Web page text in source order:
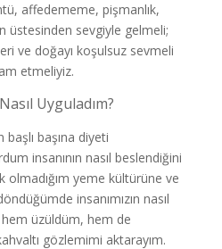
affedememe, pişmanlık,
üstesinden sevgiyle gelmeli;
ve doğayı koşulsuz sevmeli
etmeliyiz.
Uyguladım?
başlı başına diyeti
insanının nasıl beslendiğini
olmadığım yeme kültürüne ve
insanımızın nasıl
üzüldüm, hem de
gözlemimi aktarayım.